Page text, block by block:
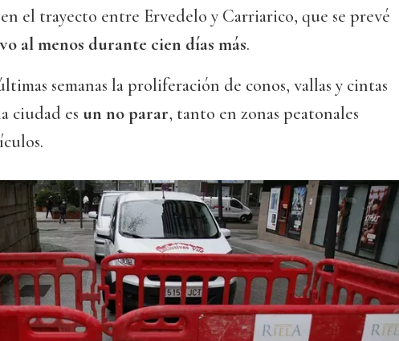
el trayecto entre Ervedelo y Carriarico, que se prevé
al menos durante cien días más.
semanas la proliferación de conos, vallas y cintas
ciudad es un no parar, tanto en zonas peatonales